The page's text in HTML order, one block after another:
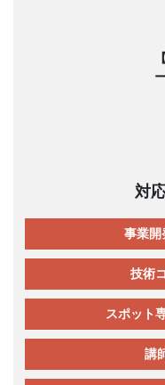
対
事業開
技術
スポット
講